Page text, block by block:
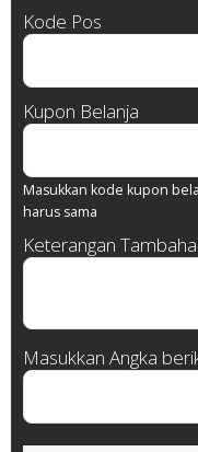
Kode Pos
Kupon Belanja
Masukkan kode kupon
harus sama
Keterangan
Masukkan Angka